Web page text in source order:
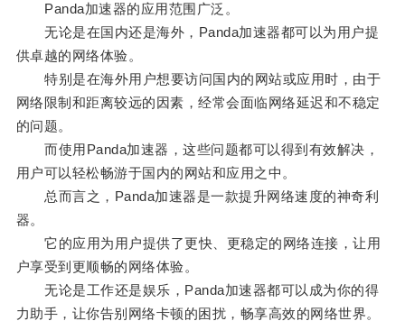
Panda加速器的应用范围广泛。
无论是在国内还是海外，Panda加速器都可以为用户提
供卓越的网络体验。
特别是在海外用户想要访问国内的网站或应用时，由于
网络限制和距离较远的因素，经常会面临网络延迟和不稳定
的问题。
而使用Panda加速器，这些问题都可以得到有效解决，
用户可以轻松畅游于国内的网站和应用之中。
总而言之，Panda加速器是一款提升网络速度的神奇利
器。
它的应用为用户提供了更快、更稳定的网络连接，让用
户享受到更顺畅的网络体验。
无论是工作还是娱乐，Panda加速器都可以成为你的得
力助手，让你告别网络卡顿的困扰，畅享高效的网络世界。